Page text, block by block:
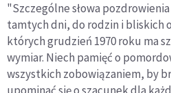
"Szczególne słowa
tamtych dni, do rodzin i bliskich
których grudzień 1970 roku ma
wymiar. Niech pamięć o
wszystkich zobowiązaniem, by